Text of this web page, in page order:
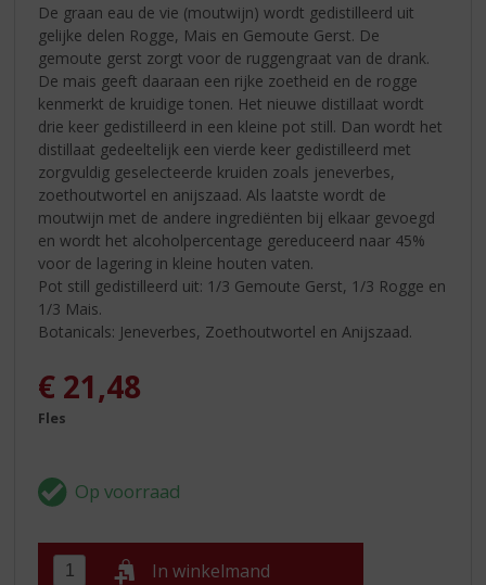
De graan eau de vie (moutwijn) wordt gedistilleerd uit
gelijke delen Rogge, Mais en Gemoute Gerst. De
gemoute gerst zorgt voor de ruggengraat van de drank.
De mais geeft daaraan een rijke zoetheid en de rogge
kenmerkt de kruidige tonen. Het nieuwe distillaat wordt
drie keer gedistilleerd in een kleine pot still. Dan wordt het
distillaat gedeeltelijk een vierde keer gedistilleerd met
zorgvuldig geselecteerde kruiden zoals jeneverbes,
zoethoutwortel en anijszaad. Als laatste wordt de
moutwijn met de andere ingrediënten bij elkaar gevoegd
en wordt het alcoholpercentage gereduceerd naar 45%
voor de lagering in kleine houten vaten.
Pot still gedistilleerd uit: 1/3 Gemoute Gerst, 1/3 Rogge en
1/3 Mais.
Botanicals: Jeneverbes, Zoethoutwortel en Anijszaad.
€ 21,48
Fles
In winkelmand